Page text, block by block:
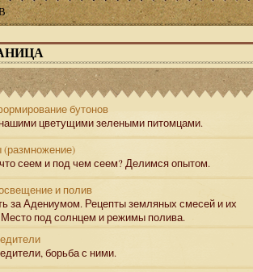
бутонов
цветущими зелеными питомцами.
сеем и под чем сеем? Делимся опытом.
и полив
за Адениумом. Рецепты земляных смесей и их
под солнцем и режимы полива.
борьба с ними.